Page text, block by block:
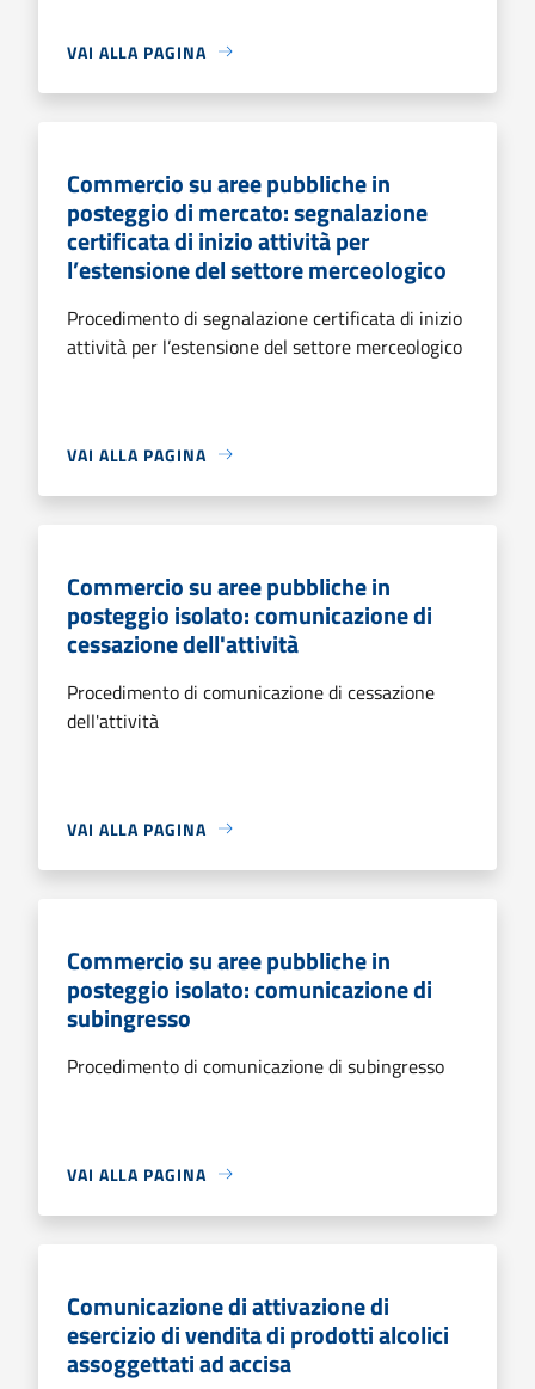
VAI ALLA PAGINA
Commercio su aree pubbliche in
posteggio di mercato: segnalazione
certificata di inizio attività per
l’estensione del settore merceologico
Procedimento di segnalazione certificata di inizio
attività per l’estensione del settore merceologico
VAI ALLA PAGINA
Commercio su aree pubbliche in
posteggio isolato: comunicazione di
cessazione dell'attività
Procedimento di comunicazione di cessazione
dell'attività
VAI ALLA PAGINA
Commercio su aree pubbliche in
posteggio isolato: comunicazione di
subingresso
Procedimento di comunicazione di subingresso
VAI ALLA PAGINA
Comunicazione di attivazione di
esercizio di vendita di prodotti alcolici
assoggettati ad accisa